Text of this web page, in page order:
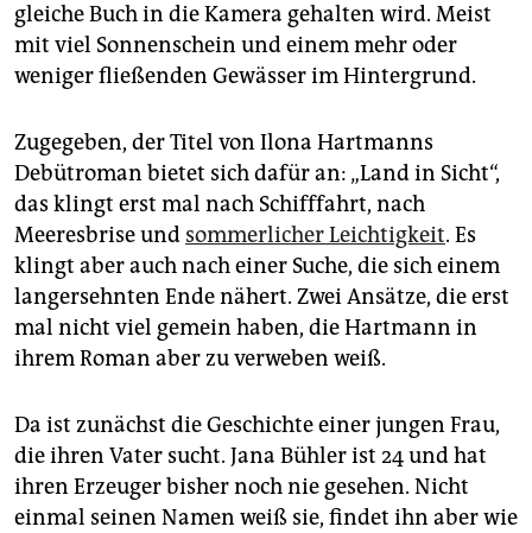
genossenschaft
epaper login
gleiche Buch in die Kamera gehalten wird. Meist
mit viel Sonnenschein und einem mehr oder
weniger fließenden Gewässer im Hintergrund.
Zugegeben, der Titel von Ilona Hartmanns
Debütroman bietet sich dafür an: „Land in Sicht“,
das klingt erst mal nach Schifffahrt, nach
Meeresbrise und sommerlicher Leichtigkeit. Es
klingt aber auch nach einer Suche, die sich einem
langersehnten Ende nähert. Zwei Ansätze, die erst
mal nicht viel gemein haben, die Hartmann in
ihrem Roman aber zu verweben weiß.
Da ist zunächst die Geschichte einer jungen Frau,
die ihren Vater sucht. Jana Bühler ist 24 und hat
ihren Erzeuger bisher noch nie gesehen. Nicht
einmal seinen Namen weiß sie, findet ihn aber wie